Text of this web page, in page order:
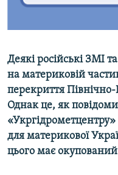
Qırımtatar
Усі сайти RFE/RL
Деякі російські ЗМІ
на материковій
перекриття
Однак це, як
для материкової
цього має